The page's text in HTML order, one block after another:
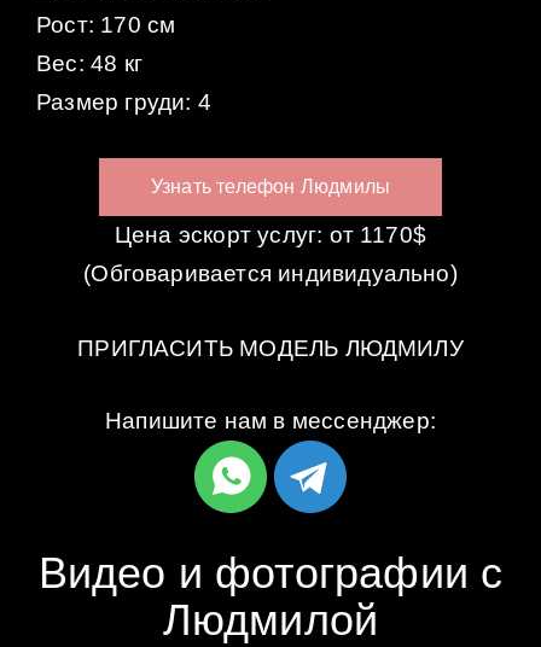
Рост: 170 см
Вес: 48 кг
Размер груди: 4
Узнать телефон Людмилы
Цена эскорт услуг: от 1170$
(Обговаривается индивидуально)
ПРИГЛАСИТЬ МОДЕЛЬ ЛЮДМИЛУ
Напишите нам в мессенджер:
Видео и фотографии с
Людмилой